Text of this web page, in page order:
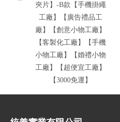
夾片】-B款【手機掛繩
工廠】【廣告禮品工
廠】【創意小物工廠】
【客製化工廠】【手機
小物工廠】【婚禮小物
工廠】【超便宜工廠】
【3000免運】